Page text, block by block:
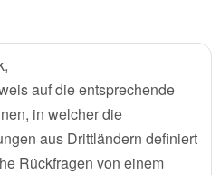
auf die entsprechende
in welcher die
aus Drittländern definiert
Rückfragen von einem